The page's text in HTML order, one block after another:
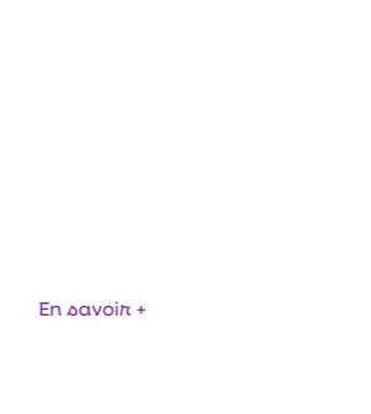
En savoir +